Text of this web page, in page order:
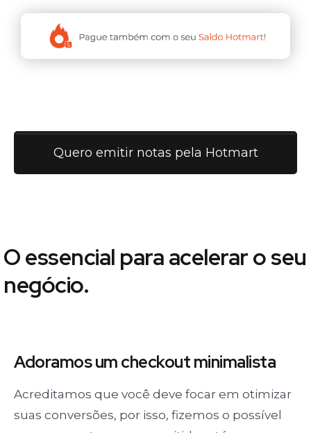
Quero emitir notas pela Hotmart
O essencial para acelerar o seu
negócio.
Adoramos umcheckout minimalista
Acreditamos que você deve focar em otimizar
suas conversões, por isso, fizemos o possível